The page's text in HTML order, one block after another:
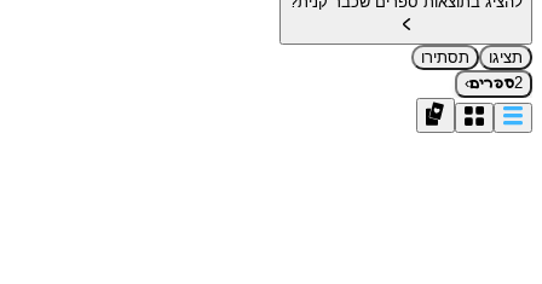
תציגו
תסתירו
2ספרים›